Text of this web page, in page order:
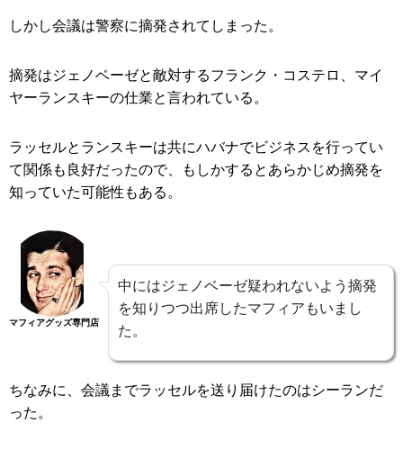
しかし会議は警察に摘発されてしまった。
摘発はジェノベーゼと敵対するフランク・コステロ、マイ
ヤーランスキーの仕業と言われている。
ラッセルとランスキーは共にハバナでビジネスを行ってい
て関係も良好だったので、もしかするとあらかじめ摘発を
知っていた可能性もある。
マフィアグッズ専門店
中にはジェノベーゼ疑われないよう摘発
を知りつつ出席したマフィアもいまし
た。
ちなみに、会議までラッセルを送り届けたのはシーランだ
った。